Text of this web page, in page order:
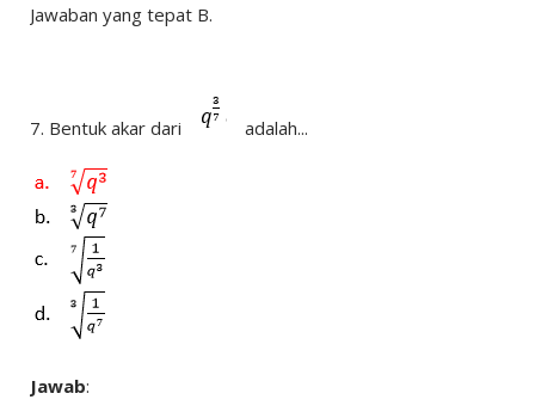
Jawaban yang tepat B.
7. Bentuk akar dari adalah...
Jawab: